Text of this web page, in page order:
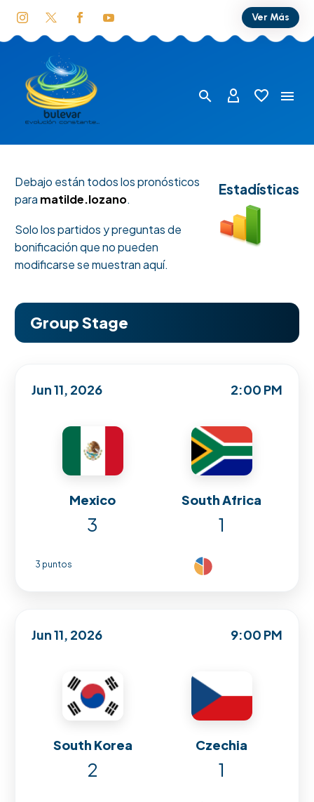
Ver Más
Estadísticas
Debajo están todos los pronósticos
para matilde.lozano.
Solo los partidos y preguntas de
bonificación que no pueden
modificarse se muestran aquí.
Group Stage
Jun 11, 2026 2:00 PM
Mexico South Africa
3 1
3 puntos
Jun 11, 2026 9:00 PM
South Korea Czechia
2 1